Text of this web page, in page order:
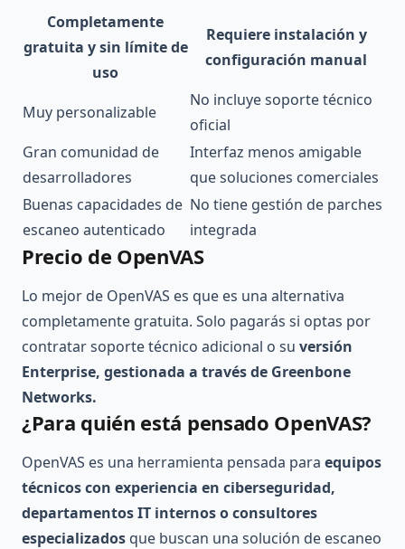
Completamente
gratuita y sin límite de
uso
Requiere instalación y
configuración manual
Muy personalizable
No incluye soporte técnico
oficial
Gran comunidad de
desarrolladores
Interfaz menos amigable
que soluciones comerciales
Buenas capacidades de
escaneo autenticado
No tiene gestión de parches
integrada
Precio de OpenVAS
Lo mejor de OpenVAS es que es una alternativa
completamente gratuita. Solo pagarás si optas por
contratar soporte técnico adicional o su versión
Enterprise, gestionada a través de Greenbone
Networks.
¿Para quién está pensado OpenVAS?
OpenVAS es una herramienta pensada para equipos
técnicos con experiencia en ciberseguridad,
departamentos IT internos o consultores
especializados que buscan una solución de escaneo